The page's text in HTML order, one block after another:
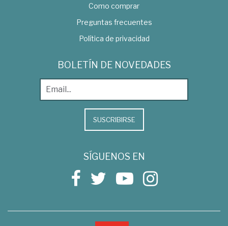
Como comprar
Preguntas frecuentes
Política de privacidad
BOLETÍN DE NOVEDADES
SUSCRIBIRSE
SÍGUENOS EN